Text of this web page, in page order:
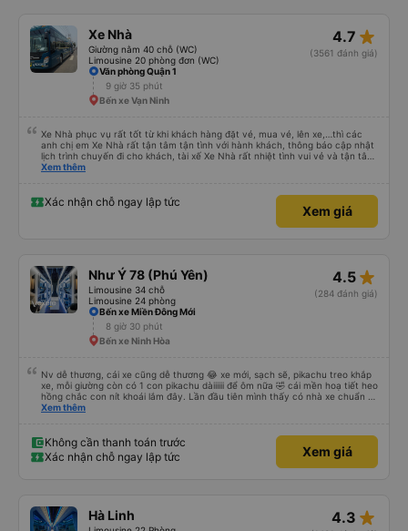
Xe Nhà
Giường nằm 40 chỗ (WC)
Limousine 20 phòng đơn (WC)
4.7 star_rate
(3561 đánh giá)
Văn phòng Quận 1
9 giờ 35 phút
Bến xe Vạn Ninh
Xe Nhà phục vụ rất tốt từ khi khách hàng đặt vé, mua vé, lên xe,…thì các
anh chị em Xe Nhà rất tận tâm tận tình với hành khách, thông báo cập nhật
lịch trình chuyến đi cho khách, tài xế Xe Nhà rất nhiệt tình vui vẻ và tận tâm
với hành khách, xe chạy rất đúng giờ,… nói chúng tấc cả mọi thứ đều rất tốt.
Xem thêm
Xác nhận chỗ ngay lập tức
Xem giá
Như Ý 78 (Phú Yên)
Limousine 34 chỗ
Limousine 24 phòng
4.5 star_rate
(284 đánh giá)
Bến xe Miền Đông Mới
8 giờ 30 phút
Bến xe Ninh Hòa
Nv dễ thương, cái xe cũng dễ thương 😂 xe mới, sạch sẽ, pikachu treo khắp
xe, mỗi giường còn có 1 con pikachu dàiiiiii để ôm nữa 🤣 cái mền hoạ tiết heo
hồng chắc con nít khoái lắm đây. Lần đầu tiên mình thấy có nhà xe chuẩn bị
cả bàn chải đánh răng. Có 2 ông bà cụ lên xe còn được nv dẫn tới tận nơi để
Xem thêm
Không cần thanh toán trước
Xác nhận chỗ ngay lập tức
Xem giá
Hà Linh 4.3 star_rate